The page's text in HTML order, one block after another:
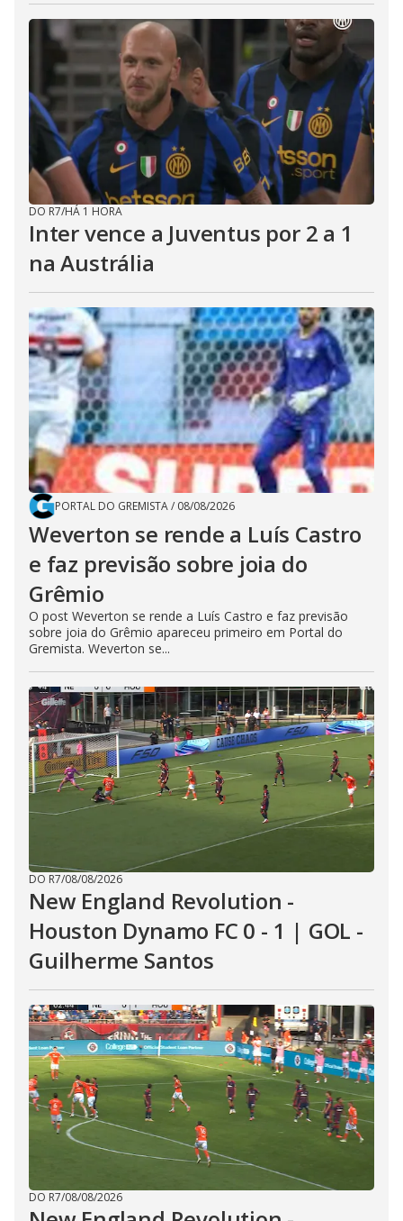
DO R7/HÁ 1 HORA
Inter vence a Juventus por 2 a 1
na Austrália
PORTAL DO GREMISTA/ 08/08/2026
Weverton se rende a Luís Castro
e faz previsão sobre joia do
Grêmio
O post Weverton se rende a Luís Castro e faz previsão
sobre joia do Grêmio apareceu primeiro em Portal do
Gremista. Weverton se...
DO R7/08/08/2026
New England Revolution -
Houston Dynamo FC 0 - 1 | GOL -
Guilherme Santos
DO R7/08/08/2026